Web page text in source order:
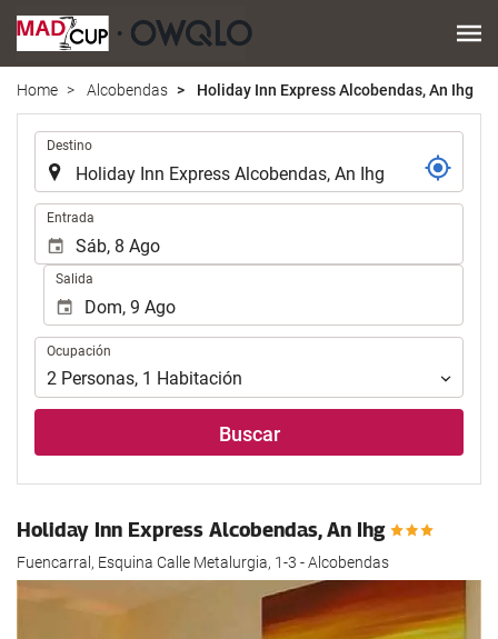
Home Alcobendas Holiday Inn Express Alcobendas, An Ihg
Introduzca
lugar
de
destino
en
que
realizar
búsqueda
de
Destino
Introduzca
las
fechas
inicio
fin
para
realizar
Entrada
Salida
Ocupación
Ocupación
2 Personas, 1 Habitación
Buscar
Holiday Inn Express Alcobendas, An Ihg
Fuencarral, Esquina Calle Metalurgia, 1-3 - Alcobendas